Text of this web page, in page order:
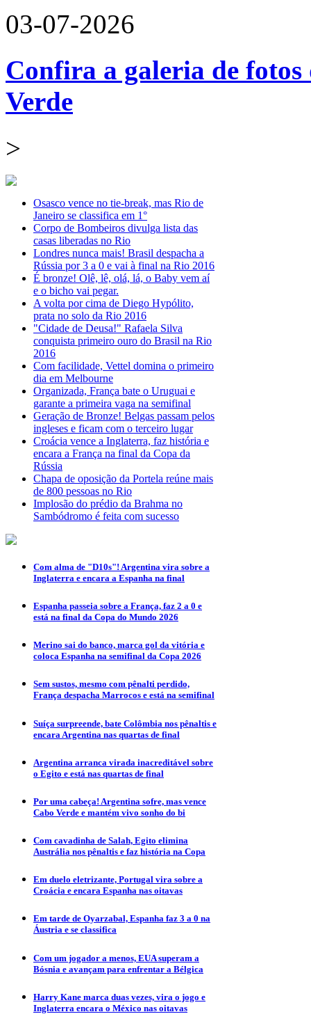
03-07-2026
Confira a galeria de
Verde
>
Osasco vence no tie-break, mas Rio de
Janeiro se classifica em 1°
Corpo de Bombeiros divulga lista das
casas liberadas no Rio
Londres nunca mais! Brasil despacha a
Rússia por 3 a 0 e vai à final na Rio 2016
É bronze! Olê, lê, olá, lá, o Baby vem aí
e o bicho vai pegar.
A volta por cima de Diego Hypólito,
prata no solo da Rio 2016
"Cidade de Deusa!" Rafaela Silva
conquista primeiro ouro do Brasil na Rio
2016
Com facilidade, Vettel domina o primeiro
dia em Melbourne
Organizada, França bate o Uruguai e
garante a primeira vaga na semifinal
Geração de Bronze! Belgas passam pelos
ingleses e ficam com o terceiro lugar
Croácia vence a Inglaterra, faz história e
encara a França na final da Copa da
Rússia
Chapa de oposição da Portela reúne mais
de 800 pessoas no Rio
Implosão do prédio da Brahma no
Sambódromo é feita com sucesso
Com alma de "D10s"! Argentina vira sobre a
Inglaterra e encara a Espanha na final
Espanha passeia sobre a França, faz 2 a 0 e
está na final da Copa do Mundo 2026
Merino sai do banco, marca gol da vitória e
coloca Espanha na semifinal da Copa 2026
Sem sustos, mesmo com pênalti perdido,
França despacha Marrocos e está na semifinal
Suíça surpreende, bate Colômbia nos pênaltis e
encara Argentina nas quartas de final
Argentina arranca virada inacreditável sobre
o Egito e está nas quartas de final
Por uma cabeça! Argentina sofre, mas vence
Cabo Verde e mantém vivo sonho do bi
Com cavadinha de Salah, Egito elimina
Austrália nos pênaltis e faz história na Copa
Em duelo eletrizante, Portugal vira sobre a
Croácia e encara Espanha nas oitavas
Em tarde de Oyarzabal, Espanha faz 3 a 0 na
Áustria e se classifica
Com um jogador a menos, EUA superam a
Bósnia e avançam para enfrentar a Bélgica
Harry Kane marca duas vezes, vira o jogo e
Inglaterra encara o México nas oitavas